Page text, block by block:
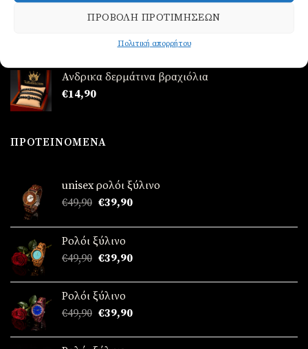
ΠΡΟΒΟΛΉ ΠΡΟΤΙΜΉΣΕΩΝ
Πολιτική απορρήτου
με5.00
από 5
Ρολόι ανδρικό από ατσάλι
Ανδρικα δερμάτινα βραχιόλια
€14,90
ΠΡΟΤΕΙΝΌΜΕΝΑ
unisex ρολόι ξύλινο
€49,90 Original
was:
€49,90.
€39,90Η
τιμή
€39,90.
Ρολόι ξύλινο
€49,90 Original
was:
€49,90.
€39,90Η
τιμή
€39,90.
Ρολόι ξύλινο
€49,90 Original
was:
€39,90Η
τιμή